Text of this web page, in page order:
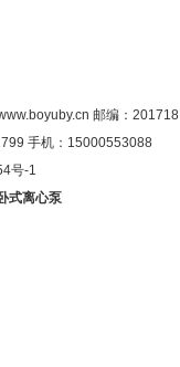
邮编：201718
手机：15000553088
号-1
式离心泵